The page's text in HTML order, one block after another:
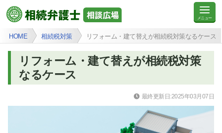
HOME 相続税対策 リフォーム・建て替えが相続税対策なるケース
リフォーム・建て替えが相続税対策
なるケース
最終更新日:2025年03月07日